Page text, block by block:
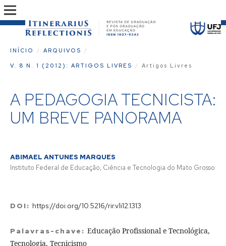
INÍCIO / ARQUIVOS /
V. 8 N. 1 (2012): ARTIGOS LIVRES / Artigos Livres
A PEDAGOGIA TECNICISTA:
UM BREVE PANORAMA
ABIMAEL ANTUNES MARQUES
Instituto Federal de Educação, Ciência e Tecnologia do Mato Grosso
DOI: https://doi.org/10.5216/rir.v1i12.1313
Palavras-chave: Educação Profissional e Tecnológica,
Tecnologia, Tecnicismo